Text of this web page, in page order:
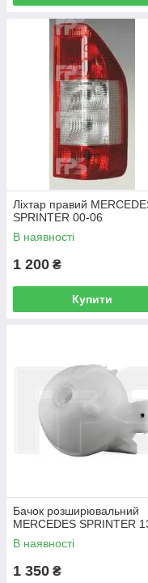
Ліхтар правий
SPRINTER 00-06
В наявності
1 200 ₴
Купити
Бачок розширювальний
MERCEDES SPRINTER
В наявності
1 350 ₴